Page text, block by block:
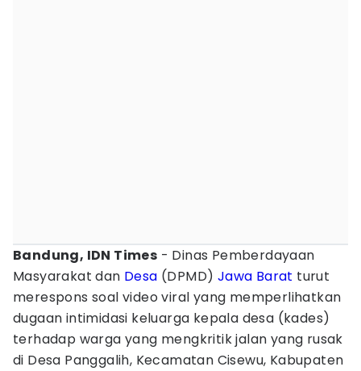
Bandung, IDN Times - Dinas Pemberdayaan
Masyarakat dan Desa (DPMD) Jawa Barat turut
merespons soal video viral yang memperlihatkan
dugaan intimidasi keluarga kepala desa (kades)
terhadap warga yang mengkritik jalan yang rusak
di Desa Panggalih, Kecamatan Cisewu, Kabupaten